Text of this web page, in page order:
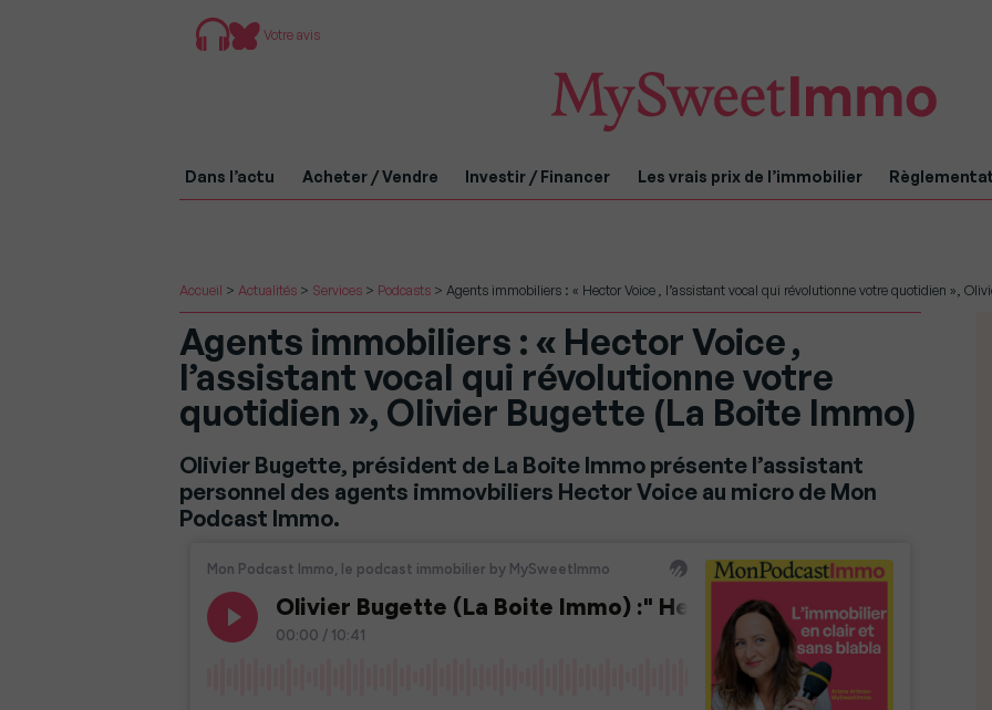
Votre avis
Dans l’actu Acheter / Vendre Investir / Financer Les vrais prix de l’immobilier
Accueil > Actualités > Services > Podcasts > Agents immobiliers : « Hector Voice , l’assistant vocal qui révolutionne votre quotidien »,
Agents immobiliers : « Hector Voice ,
l’assistant vocal qui révolutionne votre
quotidien », Olivier Bugette (La Boite Immo)
Olivier Bugette, président de La Boite Immo présente l’assistant
personnel des agents immovbiliers Hector Voice au micro de Mon
Podcast Immo.